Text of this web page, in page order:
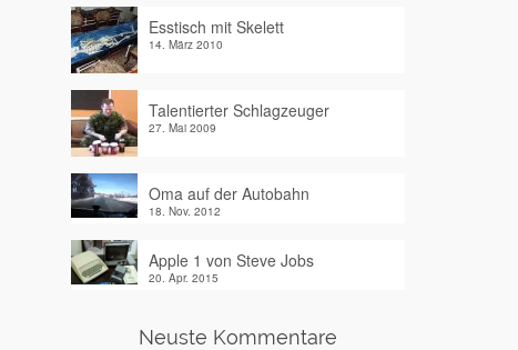
Esstisch mit Skelett
14. März 2010
Talentierter Schlagzeuger
27. Mai 2009
Oma auf der Autobahn
18. Nov. 2012
Apple 1 von Steve Jobs
20. Apr. 2015
Neuste Kommentare